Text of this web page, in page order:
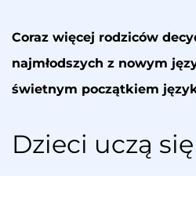
Coraz więcej rodziców
najmłodszych z nowym
świetnym początkiem
Dzieci uczą